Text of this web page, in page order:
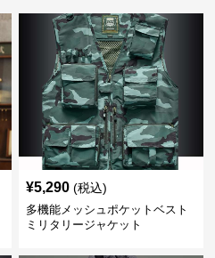
¥5,290 (税込)
多機能メッシュポケットベスト
ミリタリージャケット